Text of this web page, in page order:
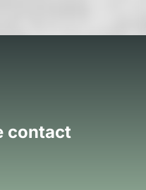
contact